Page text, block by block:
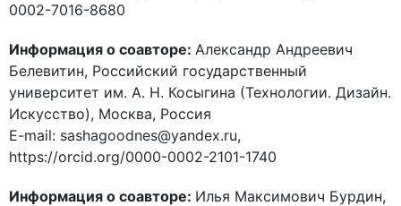
0002-7016-8680
Информация о соавторе: Александр Андреевич
Белевитин, Российский государственный
университет им. А. Н. Косыгина (Технологии. Дизайн.
Искусство), Москва, Россия
E-mail: sashagoodnes@yandex.ru,
https://orcid.org/0000-0002-2101-1740
Информация о соавторе: Илья Максимович Бурдин,